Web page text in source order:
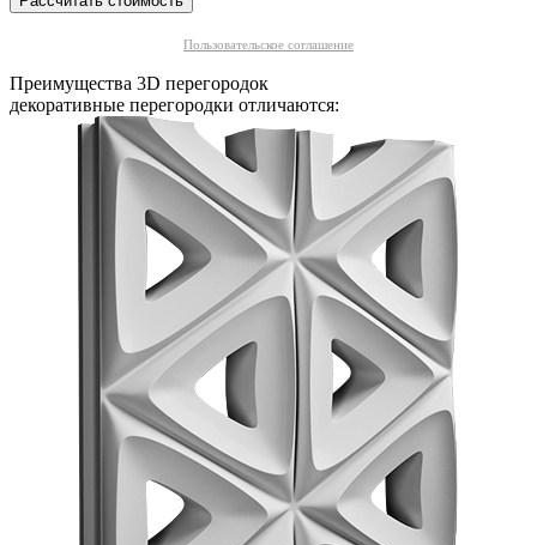
Пользовательское соглашение
Преимущества 3D перегородок
декоративные перегородки отличаются: